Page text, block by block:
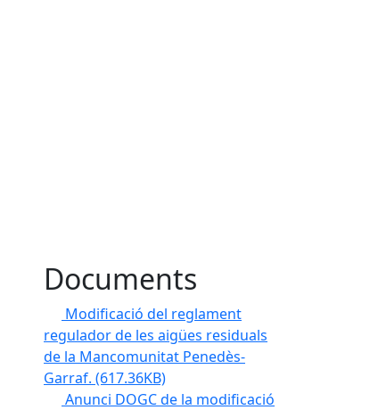
Documents
Modificació del reglament
regulador de les aigües residuals
de la Mancomunitat Penedès-
Garraf. (617.36KB)
Anunci DOGC de la modificació